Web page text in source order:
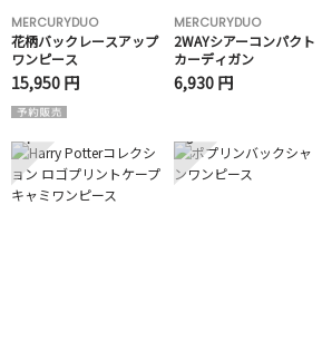
MERCURYDUO
花柄バックレースアップ
ワンピース
15,950 円
MERCURYDUO
2WAYシアーコンパクト
カーディガン
6,930 円
4 5